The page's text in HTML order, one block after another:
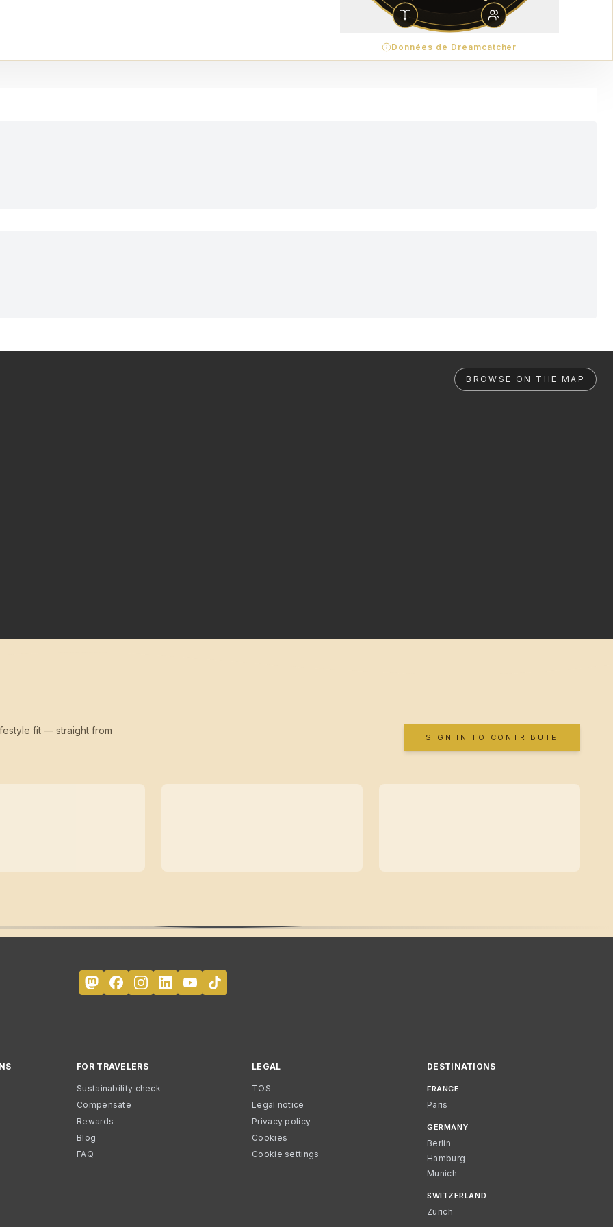
Données de Dreamcatcher
BROWSE ON THE MAP
fit — straight from
SIGN IN TO CONTRIBUTE
FOR TRAVELERS
Sustainability check
Compensate
Rewards
Blog
FAQ
LEGAL
TOS
Legal notice
Privacy policy
Cookies
Cookie settings
DESTINATIONS
FRANCE
Paris
GERMANY
Berlin
Hamburg
Munich
SWITZERLAND
Zurich